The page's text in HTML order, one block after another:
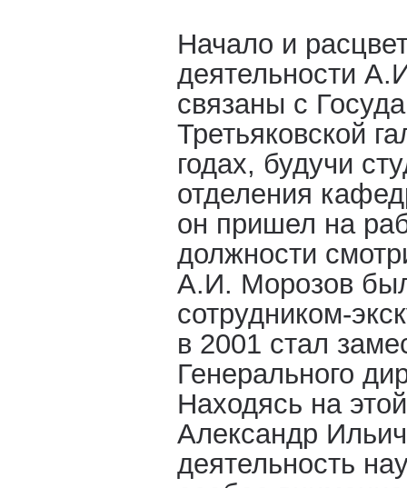
Начало и
деятельности
связаны с
Третьяковской
годах, будучи
отделения
он пришел на
должности
А.И. Морозов
сотрудником-
в 2001 стал
Генерального
Находясь на
Александр
деятельность